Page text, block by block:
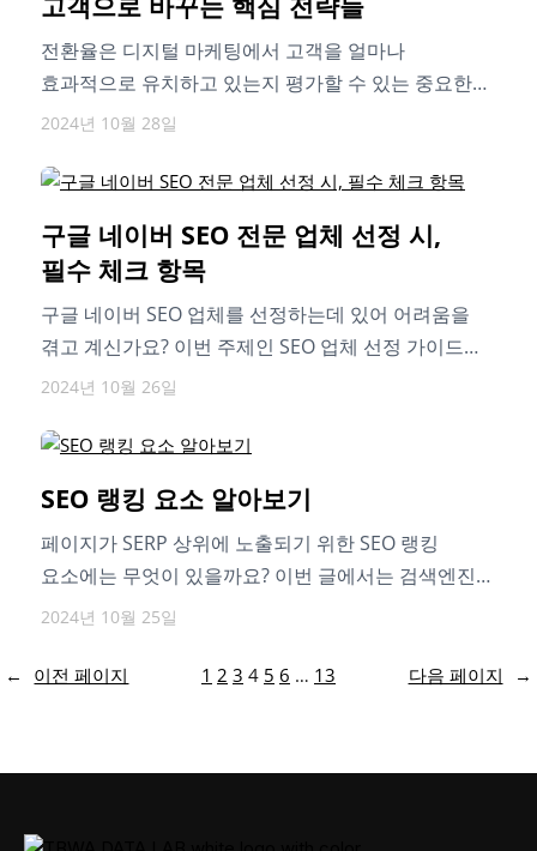
전환율은 디지털 마케팅에서 고객을 얼마나
효과적으로 유치하고 있는지 평가할 수 있는 중요한
지표입니다. 글을 통해 전환율의 뜻과 계산…
2024년 10월 28일
구글 네이버 SEO 전문 업체 선정 시,
필수 체크 항목
구글 네이버 SEO 업체를 선정하는데 있어 어려움을
겪고 계신가요? 이번 주제인 SEO 업체 선정 가이드를
통해 적합한 SEO…
2024년 10월 26일
SEO 랭킹 요소 알아보기
페이지가 SERP 상위에 노출되기 위한 SEO 랭킹
요소에는 무엇이 있을까요? 이번 글에서는 검색엔진
순위가 중요한 이유, SEO 순위를…
2024년 10월 25일
← 이전 페이지 1 2 3 4 5 6 … 13 다음 페이지 →